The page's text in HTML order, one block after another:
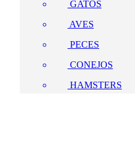
GATOS
AVES
PECES
CONEJOS
HAMSTERS